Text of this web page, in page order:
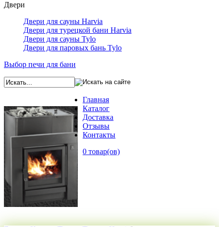
Двери
Двери для сауны Harvia
Двери для турецкой бани Harvia
Двери для сауны Tylo
Двери для паровых бань Tylo
Выбор печи для бани
Главная
Каталог
Доставка
Отзывы
Контакты
0 товар(ов)